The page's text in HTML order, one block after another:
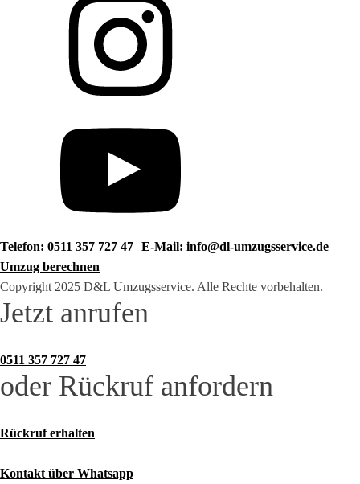
Telefon: 0511 357 727 47 E-Mail: info@dl-umzugsservice.de
Umzug berechnen
Copyright 2025 D&L Umzugsservice. Alle Rechte vorbehalten.
Jetzt anrufen
0511 357 727 47
oder Rückruf anfordern
Rückruf erhalten
Kontakt über Whatsapp